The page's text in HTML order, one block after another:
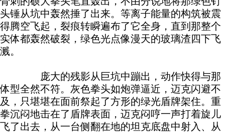
头锤从坑中轰然捶了出来。等离子能量的构筑被震
得腾空飞起，裂痕转瞬遍布了它全身，直到那整个
实体都轰然破裂，绿色光点像漫天的玻璃渣四下飞
溅。
庞大的残影从巨坑中蹦出，动作快得与那
体型全然不符。灰色拳头如炮弹逼近，迈克闪避不
及，只堪堪在面前祭起了方形的绿光盾牌架住。重
拳沉闷地击在了盾牌表面，迈克闷哼一声打着旋儿
飞了出去，从一台侧翻在地的坦克底盘中射入、从